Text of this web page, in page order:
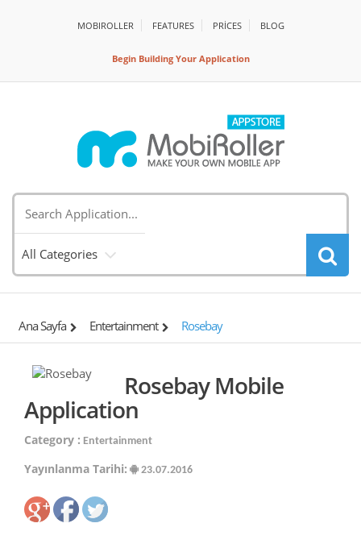
MOBIROLLER FEATURES PRİCES BLOG
Begin Building Your Application
All Categories
Ana Sayfa Entertainment Rosebay
Rosebay Mobile
Application
Category : Entertainment
Yayınlanma Tarihi: 23.07.2016